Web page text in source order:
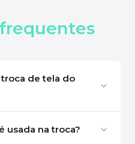
frequentes
de tela do
usada na troca?